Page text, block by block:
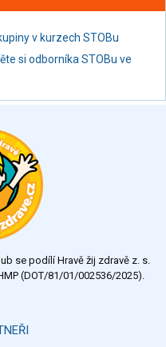
v kurzech STOBu
si odborníka STOBu ve
se podílí Hravě žij zdravě z. s.
(DOT/81/01/002536/2025).